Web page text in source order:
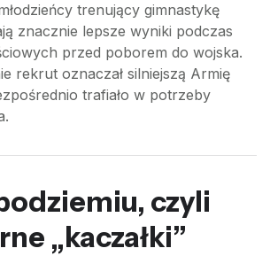
trenujący gimnastykę
znacznie lepsze wyniki podczas
przed poborem do wojska.
rekrut oznaczał silniejszą Armię
trafiało w potrzeby
czyli
„kaczałki”